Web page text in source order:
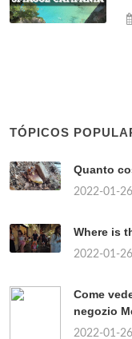
TÓPICOS
Quanto
2022-01-26
Where is
2022-01-26
Come
negozio
2022-01-26